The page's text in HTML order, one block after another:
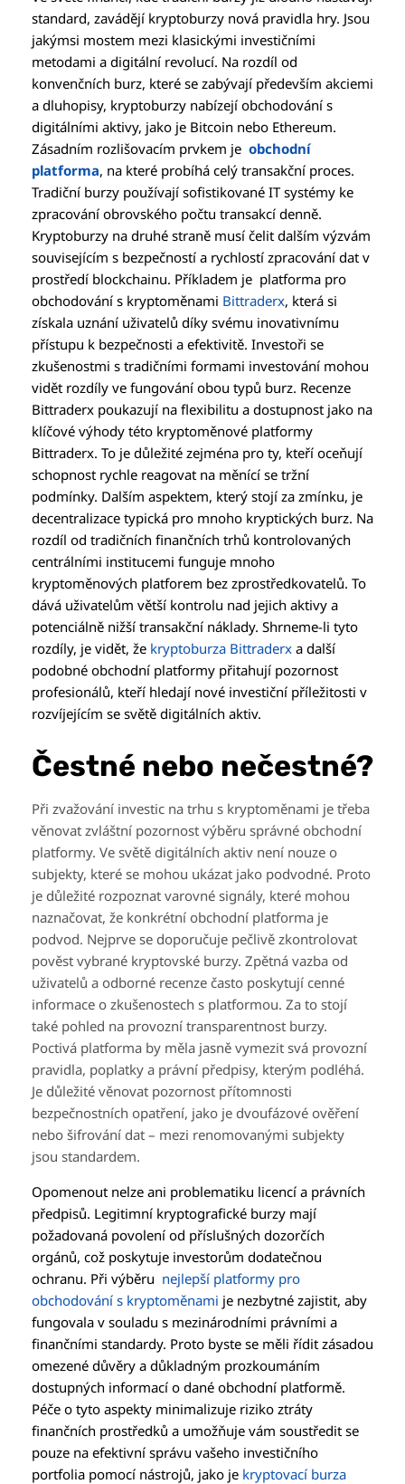
standard, zavádějí kryptoburzy nová pravidla hry. Jsou
jakýmsi mostem mezi klasickými investičními
metodami a digitální revolucí. Na rozdíl od
konvenčních burz, které se zabývají především akciemi
a dluhopisy, kryptoburzy nabízejí obchodování s
digitálními aktivy, jako je Bitcoin nebo Ethereum.
Zásadním rozlišovacím prvkem je obchodní
platforma, na které probíhá celý transakční proces.
Tradiční burzy používají sofistikované IT systémy ke
zpracování obrovského počtu transakcí denně.
Kryptoburzy na druhé straně musí čelit dalším výzvám
souvisejícím s bezpečností a rychlostí zpracování dat v
prostředí blockchainu. Příkladem je platforma pro
obchodování s kryptoměnami Bittraderx, která si
získala uznání uživatelů díky svému inovativnímu
přístupu k bezpečnosti a efektivitě. Investoři se
zkušenostmi s tradičními formami investování mohou
vidět rozdíly ve fungování obou typů burz. Recenze
Bittraderx poukazují na flexibilitu a dostupnost jako na
klíčové výhody této kryptoměnové platformy
Bittraderx. To je důležité zejména pro ty, kteří oceňují
schopnost rychle reagovat na měnící se tržní
podmínky. Dalším aspektem, který stojí za zmínku, je
decentralizace typická pro mnoho kryptických burz. Na
rozdíl od tradičních finančních trhů kontrolovaných
centrálními institucemi funguje mnoho
kryptoměnových platforem bez zprostředkovatelů. To
dává uživatelům větší kontrolu nad jejich aktivy a
potenciálně nižší transakční náklady. Shrneme-li tyto
rozdíly, je vidět, že kryptoburza Bittraderx a další
podobné obchodní platformy přitahují pozornost
profesionálů, kteří hledají nové investiční příležitosti v
rozvíjejícím se světě digitálních aktiv.
Čestné nebo nečestné?
Při zvažování investic na trhu s kryptoměnami je třeba
věnovat zvláštní pozornost výběru správné obchodní
platformy. Ve světě digitálních aktiv není nouze o
subjekty, které se mohou ukázat jako podvodné. Proto
je důležité rozpoznat varovné signály, které mohou
naznačovat, že konkrétní obchodní platforma je
podvod. Nejprve se doporučuje pečlivě zkontrolovat
pověst vybrané kryptovské burzy. Zpětná vazba od
uživatelů a odborné recenze často poskytují cenné
informace o zkušenostech s platformou. Za to stojí
také pohled na provozní transparentnost burzy.
Poctivá platforma by měla jasně vymezit svá provozní
pravidla, poplatky a právní předpisy, kterým podléhá.
Je důležité věnovat pozornost přítomnosti
bezpečnostních opatření, jako je dvoufázové ověření
nebo šifrování dat – mezi renomovanými subjekty
jsou standardem.
Opomenout nelze ani problematiku licencí a právních
předpisů. Legitimní kryptografické burzy mají
požadovaná povolení od příslušných dozorčích
orgánů, což poskytuje investorům dodatečnou
ochranu. Při výběru nejlepší platformy pro
obchodování s kryptoměnami je nezbytné zajistit, aby
fungovala v souladu s mezinárodními právními a
finančními standardy. Proto byste se měli řídit zásadou
omezené důvěry a důkladným prozkoumáním
dostupných informací o dané obchodní platformě.
Péče o tyto aspekty minimalizuje riziko ztráty
finančních prostředků a umožňuje vám soustředit se
pouze na efektivní správu vašeho investičního
portfolia pomocí nástrojů, jako je kryptovací burza